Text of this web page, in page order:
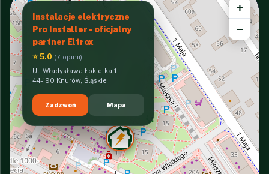
Instalacje elektryczne
Pro Installer - oficjalny
partner Eltrox
⭐ 5.0 (7 opinii)
Ul. Władysława Łokietka 1
44-190 Knurów, Śląskie
Zadzwoń Mapa
+
−